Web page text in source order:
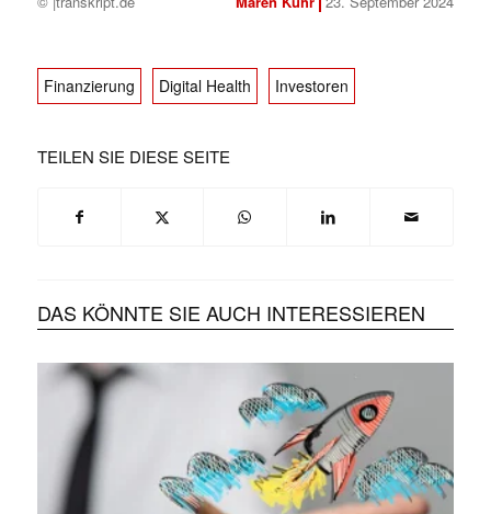
Finanzierung Digital Health Investoren
TEILEN SIE DIESE SEITE
DAS KÖNNTE SIE AUCH INTERESSIEREN